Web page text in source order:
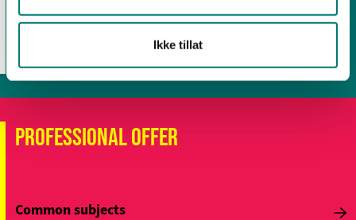
Ikke tillat
PROFESSIONAL OFFER
Common subjects